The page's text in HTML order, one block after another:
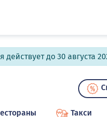
до 30 августа
Такси